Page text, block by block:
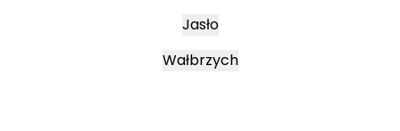
Jasło
Wałbrzych